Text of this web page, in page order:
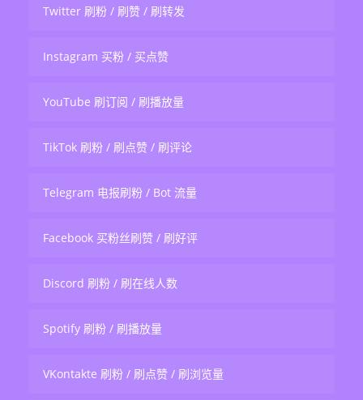
Twitter 刷粉 / 刷赞 / 刷转发
Instagram 买粉 / 买点赞
YouTube 刷订阅 / 刷播放量
TikTok 刷粉 / 刷点赞 / 刷评论
Telegram 电报刷粉 / Bot 流量
Facebook 买粉丝刷赞 / 刷好评
Discord 刷粉 / 刷在线人数
Spotify 刷粉 / 刷播放量
VKontakte 刷粉 / 刷点赞 / 刷浏览量